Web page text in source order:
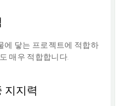
에 닿는 프로젝트에 적합하
매우 적합합니다.
지지력